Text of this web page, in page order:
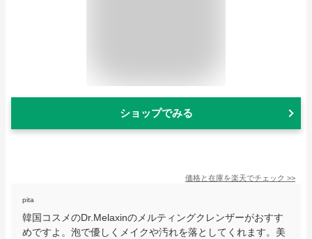
ショップでみる
価格と在庫を楽天でチェック >>
pita
韓国コスメのDr.Melaxinのメルティングクレンザーがおすす
めですよ。泡で優しくメイクや汚れを落としてくれます。美